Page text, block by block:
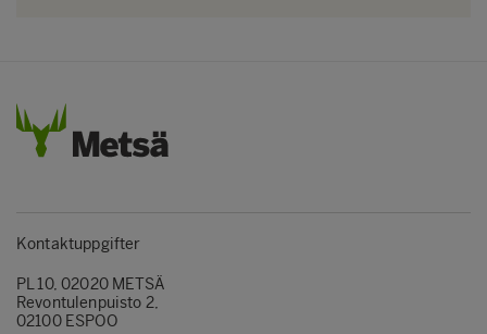
Kontaktuppgifter
PL 10, 02020 METSÄ
Revontulenpuisto 2,
02100 ESPOO